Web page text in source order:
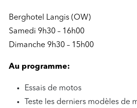
Berghotel Langis (OW)
Samedi 9h30 – 16h00
Dimanche 9h30 – 15h00
Au programme:
Essais de motos
Teste les derniers modèles de